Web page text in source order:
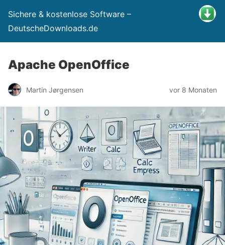
Sichere & kostenlose Software –
DeutscheDownloads.de
Apache OpenOffice
Martin Jørgensen vor 8 Monaten